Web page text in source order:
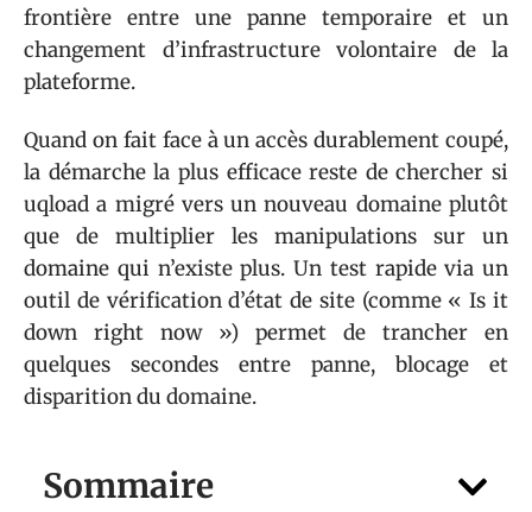
Sommaire
frontière entre une panne temporaire et un
changement d’infrastructure volontaire de la
plateforme.
Quand on fait face à un accès durablement coupé,
la démarche la plus efficace reste de chercher si
uqload a migré vers un nouveau domaine plutôt
que de multiplier les manipulations sur un
domaine qui n’existe plus. Un test rapide via un
outil de vérification d’état de site (comme « Is it
down right now ») permet de trancher en
quelques secondes entre panne, blocage et
disparition du domaine.